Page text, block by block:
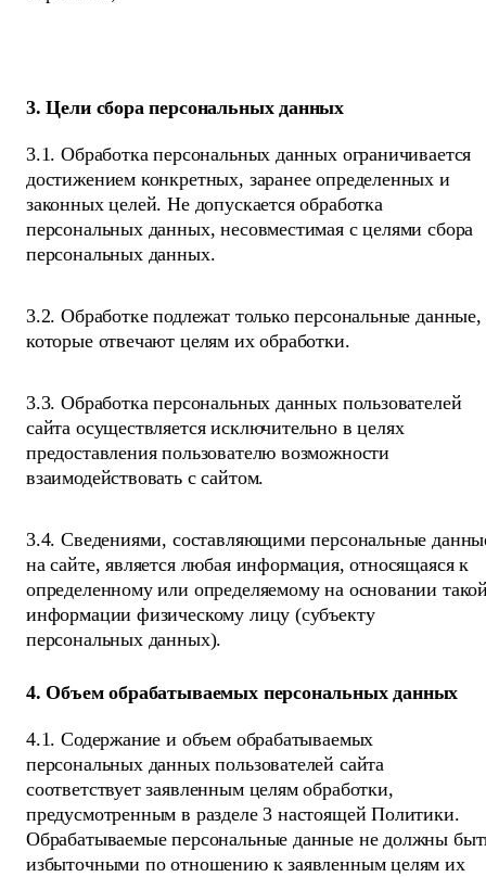
3. Цели сбора персональных данных
3.1. Обработка персональных данных ограничивается
достижением конкретных, заранее определенных и
законных целей. Не допускается обработка
персональных данных, несовместимая с целями сбора
персональных данных.
3.2. Обработке подлежат только персональные данные,
которые отвечают целям их обработки.
3.3. Обработка персональных данных пользователей
сайта осуществляется исключительно в целях
предоставления пользователю возможности
взаимодействовать с сайтом.
3.4. Сведениями, составляющими персональные
на сайте, является любая информация, относящаяся к
определенному или определяемому на основании
информации физическому лицу (субъекту
персональных данных).
4. Объем обрабатываемых персональных данных
4.1. Содержание и объем обрабатываемых
персональных данных пользователей сайта
соответствует заявленным целям обработки,
предусмотренным в разделе 3 настоящей Политики.
Обрабатываемые персональные данные не должны
избыточными по отношению к заявленным целям их